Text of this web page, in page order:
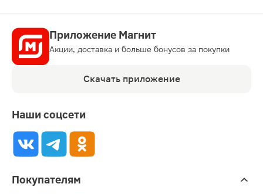
Приложение Магнит
Акции, доставка и больше бонусов за покупки
Скачать приложение
Наши соцсети
Покупателям